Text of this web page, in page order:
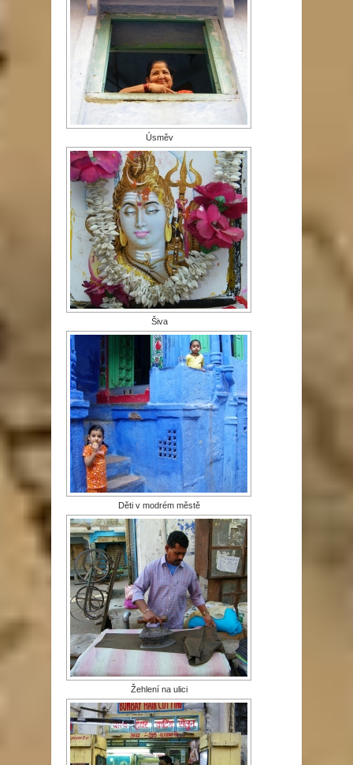
Úsměv
Šiva
Děti v modrém městě
Žehlení na ulici